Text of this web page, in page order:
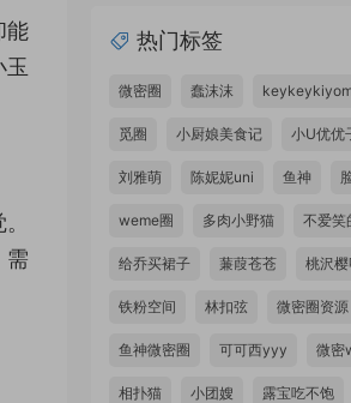
能
玉
需
热门标签
微密圈 蠢沫沫
觅圈 小厨娘美食记 小U优优
刘雅萌 陈妮妮uni 鱼神
weme圈 多肉小野猫 不爱笑
给乔买裙子 蒹葭苍苍 桃沢
铁粉空间 林扣弦 微密圈资源
鱼神微密圈 可可西yyy 微密
相扑猫 小团嫂 露宝吃不饱